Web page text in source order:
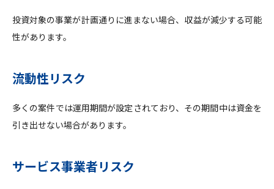
投資対象の事業が計画通りに進まない場合、収益が減少する可能
性があります。
流動性リスク
多くの案件では運用期間が設定されており、その期間中は資金を
引き出せない場合があります。
サービス事業者リスク